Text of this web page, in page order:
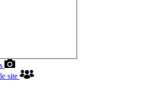
site